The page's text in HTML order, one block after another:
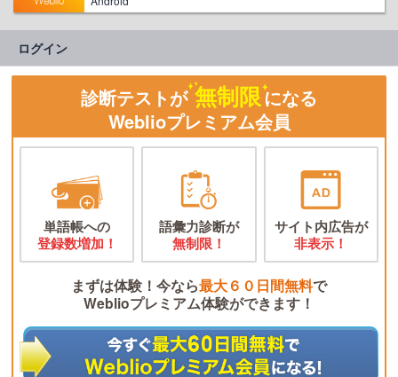
ログイン
診断テストが 無制限になる
Weblioプレミアム会員
単語帳への
登録数増加！
語彙力診断が
無制限！
サイト内広告が
非表示！
まずは体験！今なら最大６０日間無料で
Weblioプレミアム体験ができます！